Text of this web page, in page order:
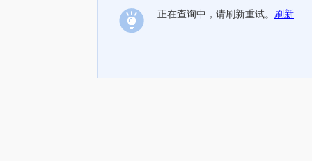
正在查询中，请刷新重试。 刷新